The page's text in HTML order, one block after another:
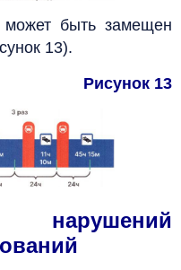
быть замещен
13).
Рисунок 13